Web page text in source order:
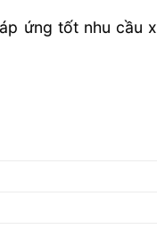
ứng tốt nhu cầu